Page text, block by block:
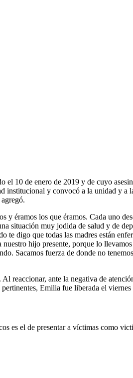
el 10 de enero de 2019 y de cuyo
y convocó a la unidad y
y éramos los que éramos. Cada uno
muy jodida de salud y de
digo que todas las madres están
hijo presente, porque lo
Sacamos fuerza de donde no
reaccionar, ante la negativa de
Emilia fue liberada el viernes
es el de presentar a víctimas como